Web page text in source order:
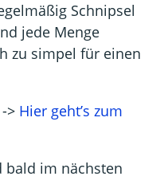
Schnipsel
jede Menge
zu simpel für einen
> Hier geht’s zum
bald im nächsten